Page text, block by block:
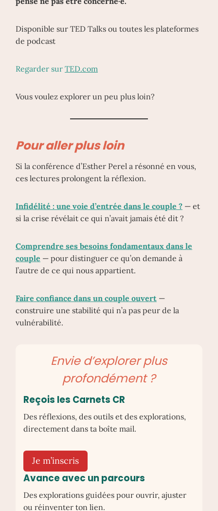
Disponible sur TED Talks ou toutes les plateformes
de podcast
Regarder sur TED.com
Vous voulez explorer un peu plus loin?
Pour aller plus loin
Si la conférence d’Esther Perel a résonné en vous,
ces lectures prolongent la réflexion.
Infidélité : une voie d’entrée dans le couple ? — et
si la crise révélait ce qui n’avait jamais été dit ?
Comprendre ses besoins fondamentaux dans le
couple — pour distinguer ce qu’on demande à
l’autre de ce qui nous appartient.
Faire confiance dans un couple ouvert —
construire une stabilité qui n’a pas peur de la
vulnérabilité.
Envie d’explorer plus
profondément ?
Reçois les Carnets CR
Des réflexions, des outils et des explorations,
directement dans ta boîte mail.
Je m’inscris
Avance avec un parcours
Des explorations guidées pour ouvrir, ajuster
ou réinventer ton lien.